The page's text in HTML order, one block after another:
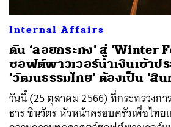
Internal Affairs
ดัน ‘ลอยกระทง’ สู่ ‘Winter
ซอฟต์พาวเวอร์นำเงินเข้าปร
‘วัฒนธรรมไทย’ ต้องเป็น ‘สิ
วันนี้ (25 ตุลาคม 2566) ที่กระทรวงก
ธาร ชินวัตร หัวหน้าครอบครัวเพื่อไท